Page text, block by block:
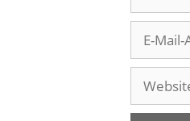
Mail-
Adresse
Website